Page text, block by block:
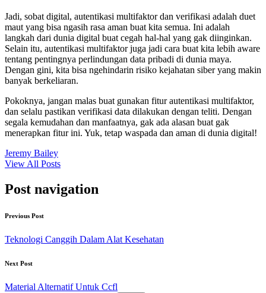
Jadi, sobat digital, autentikasi multifaktor dan verifikasi adalah duet
maut yang bisa ngasih rasa aman buat kita semua. Ini adalah
langkah dari dunia digital buat cegah hal-hal yang gak diinginkan.
Selain itu, autentikasi multifaktor juga jadi cara buat kita lebih aware
tentang pentingnya perlindungan data pribadi di dunia maya.
Dengan gini, kita bisa ngehindarin risiko kejahatan siber yang makin
banyak berkeliaran.
Pokoknya, jangan malas buat gunakan fitur autentikasi multifaktor,
dan selalu pastikan verifikasi data dilakukan dengan teliti. Dengan
segala kemudahan dan manfaatnya, gak ada alasan buat gak
menerapkan fitur ini. Yuk, tetap waspada dan aman di dunia digital!
Jeremy Bailey
View All Posts
Post navigation
Previous Post
Teknologi Canggih Dalam Alat Kesehatan
Next Post
Material Alternatif Untuk Ccfl